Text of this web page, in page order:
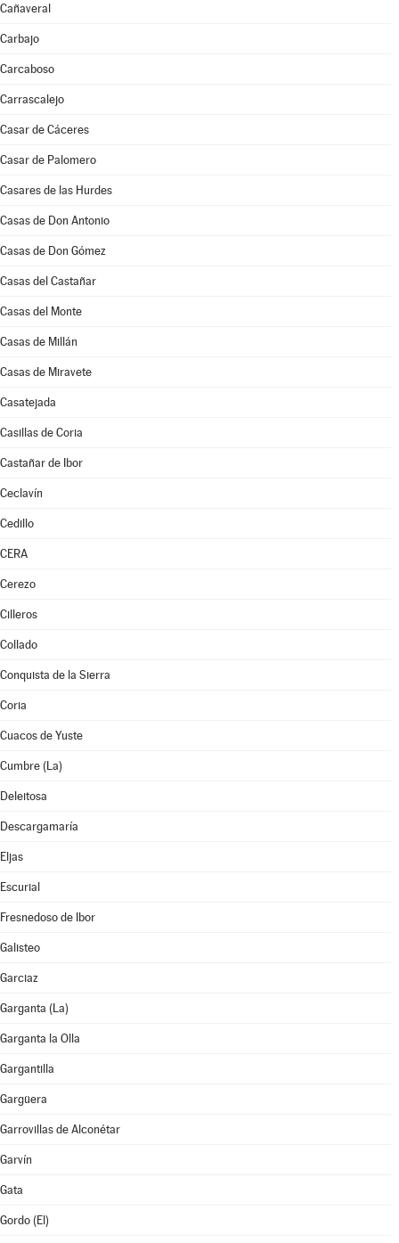
Cañaveral
Carbajo
Carcaboso
Carrascalejo
Casar de Cáceres
Casar de Palomero
Casares de las Hurdes
Casas de Don Antonio
Casas de Don Gómez
Casas del Castañar
Casas del Monte
Casas de Millán
Casas de Miravete
Casatejada
Casillas de Coria
Castañar de Ibor
Ceclavín
Cedillo
CERA
Cerezo
Cilleros
Collado
Conquista de la Sierra
Coria
Cuacos de Yuste
Cumbre (La)
Deleitosa
Descargamaría
Eljas
Escurial
Fresnedoso de Ibor
Galisteo
Garciaz
Garganta (La)
Garganta la Olla
Gargantilla
Gargüera
Garrovillas de Alconétar
Garvín
Gata
Gordo (El)